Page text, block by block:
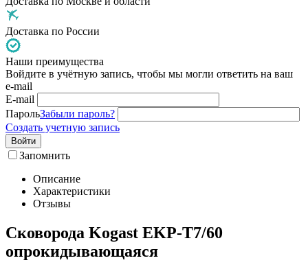
Доставка по России
Наши преимущества
Войдите в учётную запись, чтобы мы могли ответить на ваш
e-mail
E-mail
ПарольЗабыли пароль?
Создать учетную запись
Войти
Запомнить
Описание
Характеристики
Отзывы
Сковорода Kogast EKP-T7/60
опрокидывающаяся